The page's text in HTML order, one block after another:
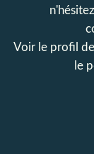
Voir le profil de
le